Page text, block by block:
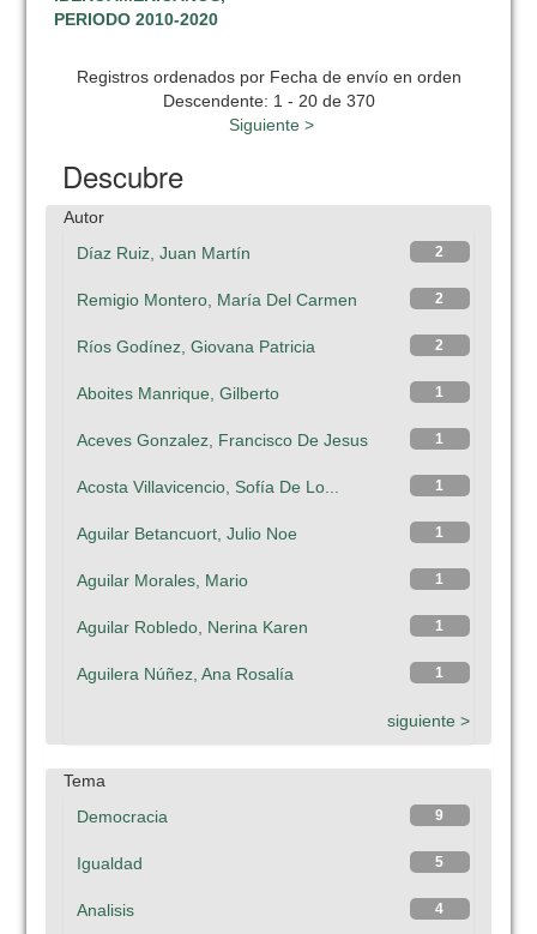
PERIODO 2010-2020
Registros ordenados por Fecha de envío en orden
Descendente: 1 - 20 de 370
Siguiente >
Descubre
Autor
2
Díaz Ruiz, Juan Martín
2
Remigio Montero, María Del Carmen
2
Ríos Godínez, Giovana Patricia
1
Aboites Manrique, Gilberto
1
Aceves Gonzalez, Francisco De Jesus
1
Acosta Villavicencio, Sofía De Lo...
1
Aguilar Betancuort, Julio Noe
1
Aguilar Morales, Mario
1
Aguilar Robledo, Nerina Karen
1
Aguilera Núñez, Ana Rosalía
siguiente >
Tema
9
Democracia
5
Igualdad
4
Analisis